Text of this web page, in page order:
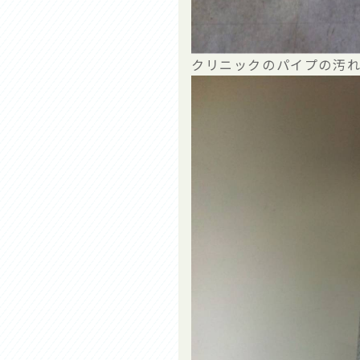
クリニックのパイプの汚